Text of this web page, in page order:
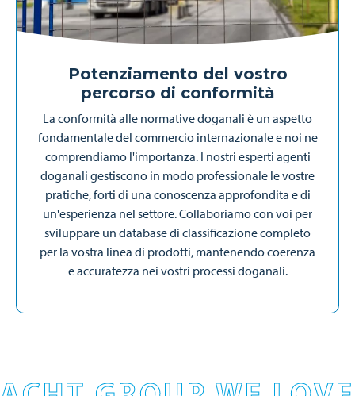
Potenziamento del vostro
percorso di conformità
La conformità alle normative doganali è un aspetto
fondamentale del commercio internazionale e noi ne
comprendiamo l'importanza. I nostri esperti agenti
doganali gestiscono in modo professionale le vostre
pratiche, forti di una conoscenza approfondita e di
un'esperienza nel settore. Collaboriamo con voi per
sviluppare un database di classificazione completo
per la vostra linea di prodotti, mantenendo coerenza
e accuratezza nei vostri processi doganali.